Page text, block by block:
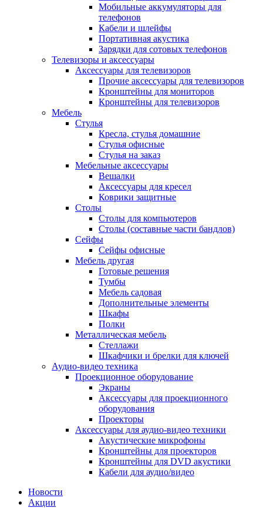
Мобильные аккумуляторы для
телефонов
Кабели и шлейфы
Портативная акустика
Зарядки для сотовых телефонов
Телевизоры и аксессуары
Аксессуары для телевизоров
Прочие аксессуары для телевизоров
Кронштейны для мониторов
Кронштейны для телевизоров
Мебель
Стулья
Кресла, стулья домашние
Стулья офисные
Стулья на заказ
Мебельные аксессуары
Вешалки
Аксессуары для кресел
Коврики защитные
Столы
Столы для компьютеров
Столы (составные части бандлов)
Сейфы
Сейфы офисные
Мебель другая
Готовые решения
Тумбы
Мебель садовая
Дополнительные элементы
Шкафы
Полки
Металлическая мебель
Стеллажи
Шкафчики и брелки для ключей
Аудио-видео техника
Проекционное оборудование
Экраны
Аксессуары для проекционного
оборудования
Проекторы
Аксессуары для аудио-видео техники
Акустические микрофоны
Кронштейны для проекторов
Кронштейны для DVD акустики
Кабели для аудио/видео
Новости
Акции